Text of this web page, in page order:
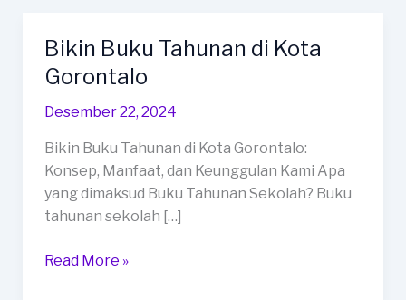
Bikin Buku Tahunan di Kota
Gorontalo
Desember 22, 2024
Bikin Buku Tahunan di Kota Gorontalo:
Konsep, Manfaat, dan Keunggulan Kami Apa
yang dimaksud Buku Tahunan Sekolah? Buku
tahunan sekolah […]
Bikin
Buku
Tahunan
di
Gorontalo
Read More »